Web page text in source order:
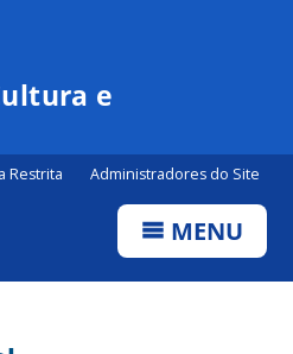
e
Restrita Administradores do Site
MENU